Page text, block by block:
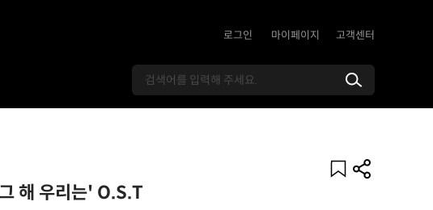
로그인 마이페이지 고객센터
해 우리는' O.S.T